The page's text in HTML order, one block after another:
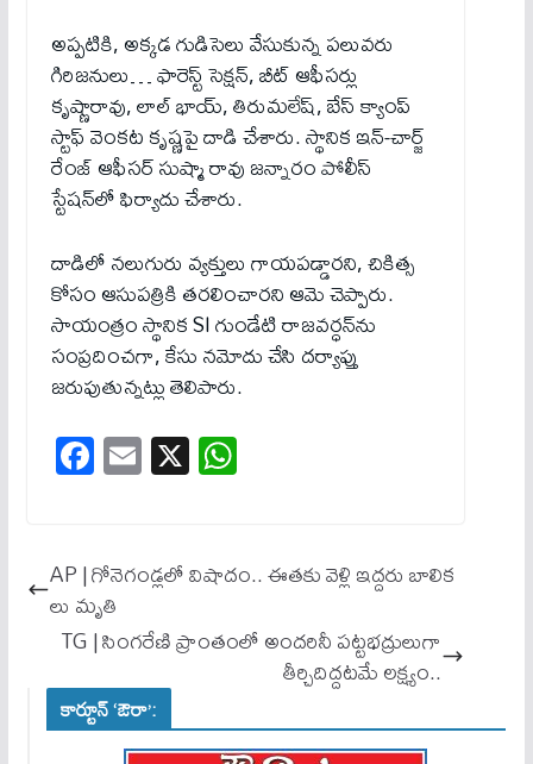
అప్పటికి, అక్కడ గుడిసెలు వేసుకున్న పలువ‌రు
గిరిజనులు… ఫారెస్ట్ సెక్షన్, బీట్ ఆఫీసర్లు
కృష్ణారావు, లాల్ భాయ్, తిరుమలేష్, బేస్ క్యాంప్
స్టాఫ్ వెంకట కృష్ణపై దాడి చేశారు. స్థానిక ఇన్-చార్జ్
రేంజ్ ఆఫీసర్ సుష్మా రావు జన్నారం పోలీస్
స్టేషన్‌లో ఫిర్యాదు చేశారు.
దాడిలో నలుగురు వ్యక్తులు గాయపడ్డారని, చికిత్స
కోసం ఆసుపత్రికి తరలించారని ఆమె చెప్పారు.
సాయంత్రం స్థానిక SI గుండేటి రాజవర్ధన్‌ను
సంప్రదించగా, కేసు నమోదు చేసి దర్యాప్తు
జరుపుతున్నట్లు తెలిపారు.
Fa
ce
ok
E
m
X W
ha
A
AP | గోనెగండ్లలో విషాదం.. ఈతకు వెళ్లి ఇద్దరు బాలిక
లు మృతి
TG | సింగరేణి ప్రాంతంలో అందరినీ పట్టభద్రులుగా
తీర్చిదిద్దటమే లక్ష్యం..
కార్టూన్ ‘ఔరా’: